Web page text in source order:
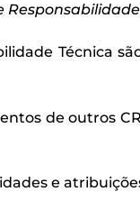
Responsabilidade
Técnica
de outros
e